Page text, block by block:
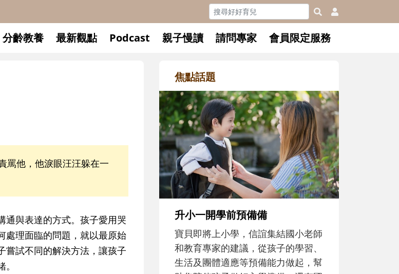
分齡教養 最新觀點 Podcast 親子慢讀 請問專家 會員限定服務
罵他，他淚眼汪汪躲在一
通與表達的方式。孩子愛用哭
處理面臨的問題，就以最原始
嘗試不同的解決方法，讓孩子
焦點話題
小一開學前預備備
貝即將上小學，信誼集結國小老師
教育專家的建議，從孩子的學習、
活及團體適應等預備能力做起，幫
和孩子一起長大的那個男人│讀
懂父親的不同模樣
沒有人天生就擅長當爸爸！男人總是
在一次次「前所未有」的體驗中，跟
著孩子一起長大。從給予安全感的肢
體遊戲，到獨立自主、角色認同及解
決問題的能力養成。爸爸正嘗試用不
同的模樣，參與孩子每個重要的成長
歷程。